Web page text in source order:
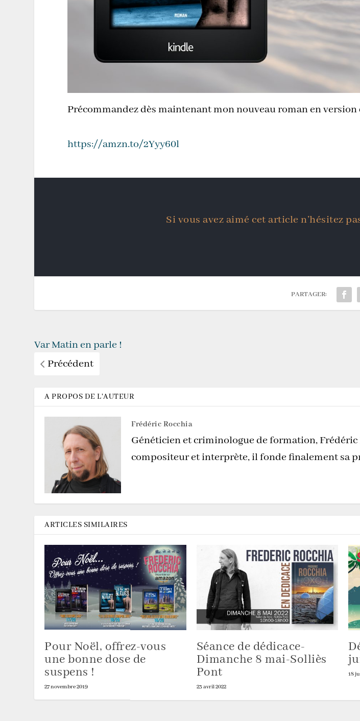
Précommandez dès maintenant mon nouveau roman en version
https://amzn.to/2Yyy60l
Si vous avez aimé cet article n’hésitez
PARTAGER:
Var Matin en parle !
Précédent
A PROPOS DE L'AUTEUR
Frédéric Rocchia
Généticien et criminologue de formation,
compositeur et interprète, il fonde finalement sa
ARTICLES SIMILAIRES
Pour Noël, offrez-vous
une bonne dose de
suspens !
27 novembre 2019
Séance de dédicace-
Dimanche 8 mai-Solliès
Pont
23 avril 2022
18